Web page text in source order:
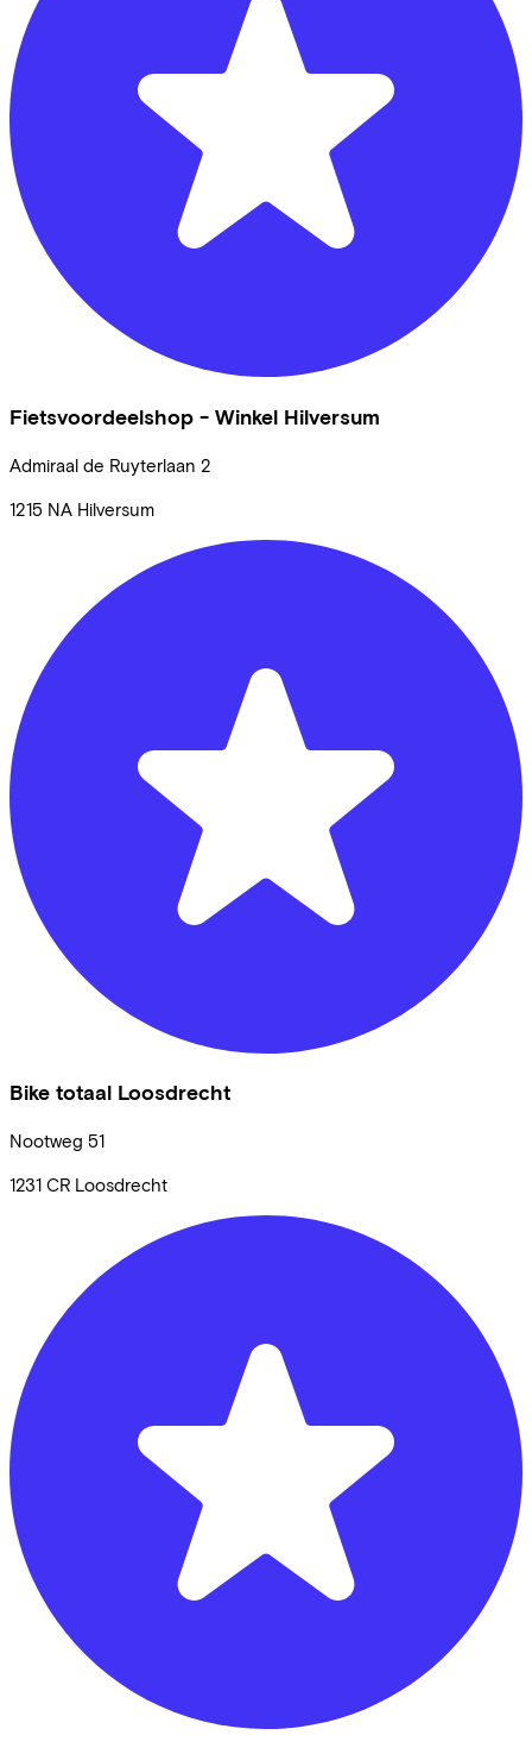
Fietsvoordeelshop - Winkel Hilversum
Admiraal de Ruyterlaan 2
1215 NA Hilversum
Bike totaal Loosdrecht
Nootweg 51
1231 CR Loosdrecht